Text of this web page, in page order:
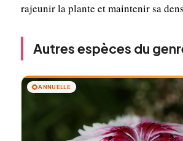
rajeunir la plante et maintenir sa
Autres espèces du
🌻ANNUELLE